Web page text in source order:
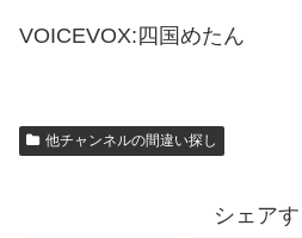
VOICEVOX:四国めたん
他チャンネルの間違い探し
シェア